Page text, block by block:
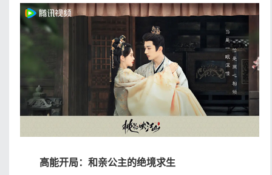
高能开局：和亲公主的绝境求生